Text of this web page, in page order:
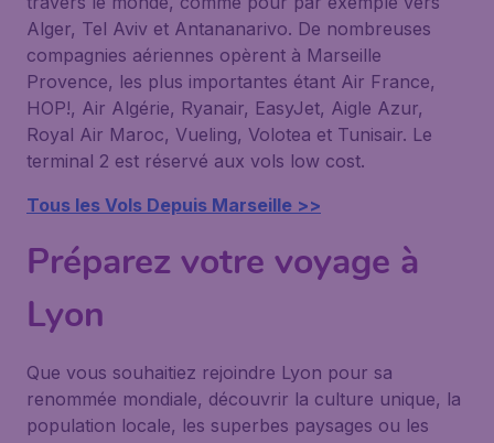
Alger, Tel Aviv et Antananarivo. De nombreuses
compagnies aériennes opèrent à Marseille
Provence, les plus importantes étant Air France,
HOP!, Air Algérie, Ryanair, EasyJet, Aigle Azur,
Royal Air Maroc, Vueling, Volotea et Tunisair. Le
terminal 2 est réservé aux vols low cost.
Tous les Vols Depuis Marseille >>
Préparez votre voyage à
Lyon
Que vous souhaitiez rejoindre Lyon pour sa
renommée mondiale, découvrir la culture unique, la
population locale, les superbes paysages ou les